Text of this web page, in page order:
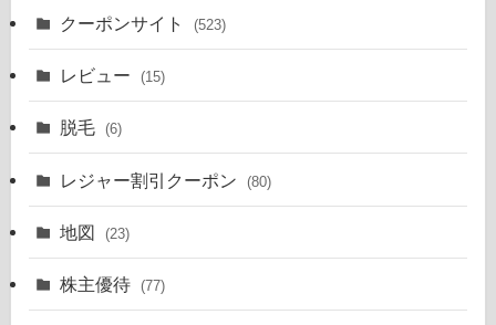
クーポンサイト (523)
レビュー (15)
脱毛 (6)
レジャー割引クーポン (80)
地図 (23)
株主優待 (77)